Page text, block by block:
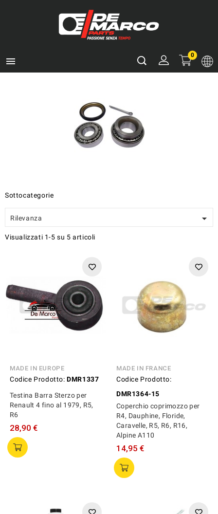

0
Sottocategorie
Rilevanza 
Visualizzati 1-5 su 5 articoli
MADE IN EUROPE
Codice Prodotto: DMR1337
Testina Barra Sterzo per
Renault 4 fino al 1979, R5,
R6
28,90 €
MADE IN FRANCE
Codice Prodotto:
DMR1364-15
Coperchio coprimozzo per
R4, Dauphine, Floride,
Caravelle, R5, R6, R16,
Alpine A110
14,95 €